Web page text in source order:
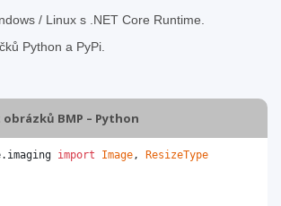
/ Linux s .NET Core Runtime.
Python a PyPi.
BMP – Python
. imaging import Image , ResizeType